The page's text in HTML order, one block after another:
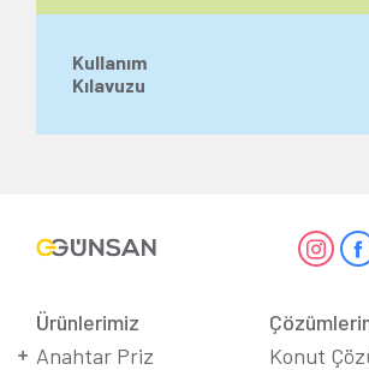
Kullanım
Kılavuzu
Ürünlerimiz
Anahtar Priz
Konut